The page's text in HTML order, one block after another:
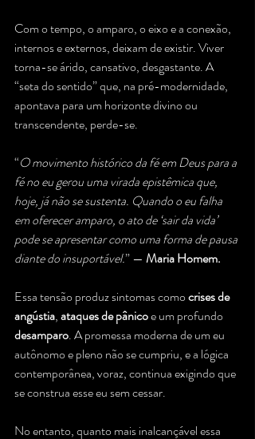
Com o tempo, o amparo, o eixo e a conexão,
internos e externos, deixam de existir. Viver
torna-se árido, cansativo, desgastante. A
“seta do sentido” que, na pré-modernidade,
apontava para um horizonte divino ou
transcendente, perde-se.
“O movimento histórico da fé em Deus para a
fé no eu gerou uma virada epistêmica que,
hoje, já não se sustenta. Quando o eu falha
em oferecer amparo, o ato de ‘sair da vida’
pode se apresentar como uma forma de pausa
diante do insuportável.” — Maria Homem.
Essa tensão produz sintomas como crises de
angústia, ataques de pânico e um profundo
desamparo. A promessa moderna de um eu
autônomo e pleno não se cumpriu, e a lógica
contemporânea, voraz, continua exigindo que
se construa esse eu sem cessar.
No entanto, quanto mais inalcançável essa